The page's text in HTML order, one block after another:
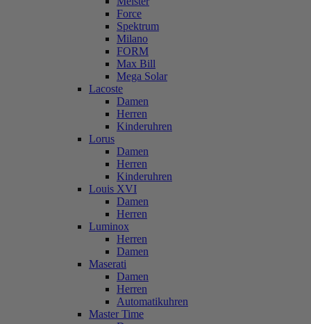
Force
Spektrum
Milano
FORM
Max Bill
Mega Solar
Lacoste
Damen
Herren
Kinderuhren
Lorus
Damen
Herren
Kinderuhren
Louis XVI
Damen
Herren
Luminox
Herren
Damen
Maserati
Damen
Herren
Automatikuhren
Master Time